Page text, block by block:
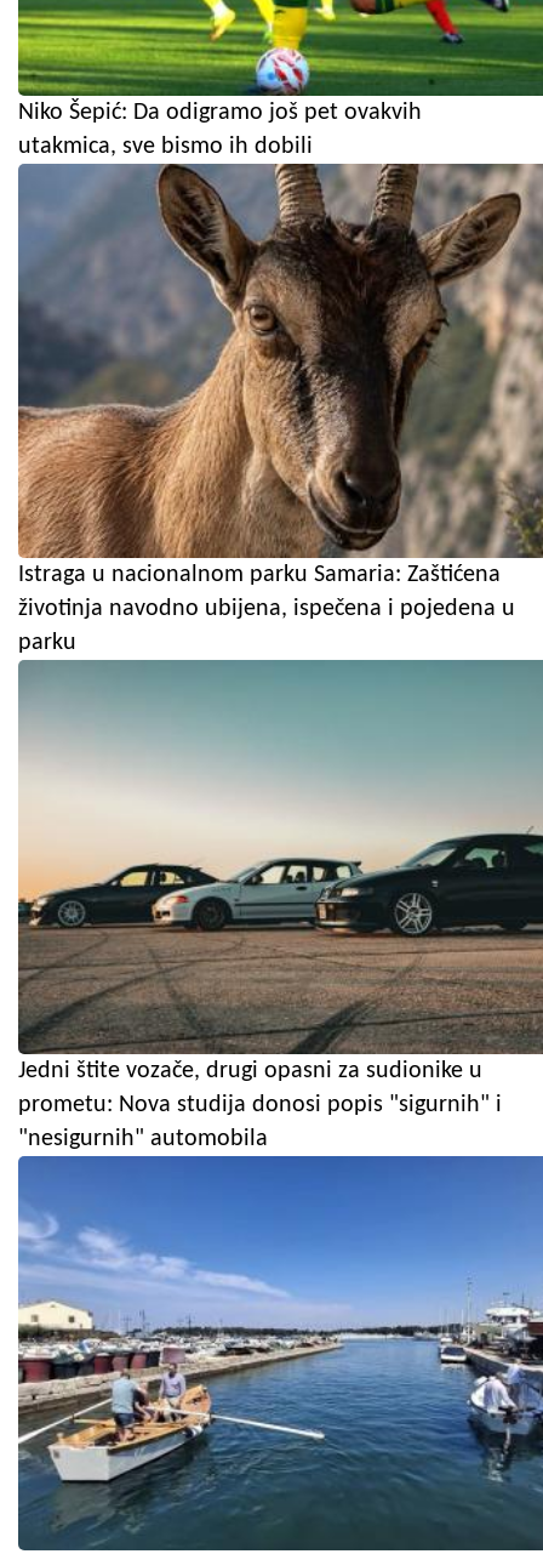
Niko Šepić: Da odigramo još pet ovakvih
utakmica, sve bismo ih dobili
Istraga u nacionalnom parku Samaria: Zaštićena
životinja navodno ubijena, ispečena i pojedena u
parku
Jedni štite vozače, drugi opasni za sudionike u
prometu: Nova studija donosi popis "sigurnih" i
"nesigurnih" automobila